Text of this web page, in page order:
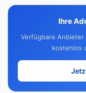
Ihre
Verfügbare
kostenlos